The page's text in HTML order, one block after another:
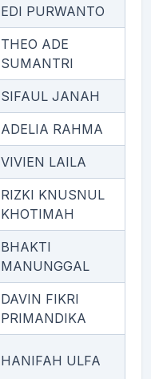
EDI PURWANTO
THEO ADE
SUMANTRI
SIFAUL JANAH
ADELIA RAHMA
VIVIEN LAILA
RIZKI KNUSNUL
KHOTIMAH
BHAKTI
MANUNGGAL
DAVIN FIKRI
PRIMANDIKA
HANIFAH ULFA